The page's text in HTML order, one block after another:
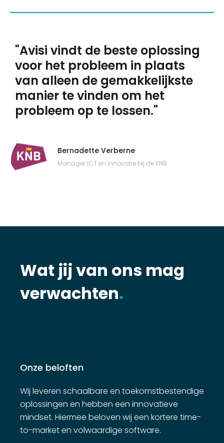
"Avisi vindt de beste oplossing
voor het probleem in plaats
van alleen de gemakkelijkste
manier te vinden om het
probleem op te lossen."
Bernadette Verberne
Manager ICT en Innovatie bij de KNB
Wat jij van ons mag
verwachten.
Onze beloften
Wij leveren schaalbare en toekomstbestendige
oplossingen en hebben een innovatieve
mindset. Hiermee beloven wij een kortere time-
to-market en volwaardige software.